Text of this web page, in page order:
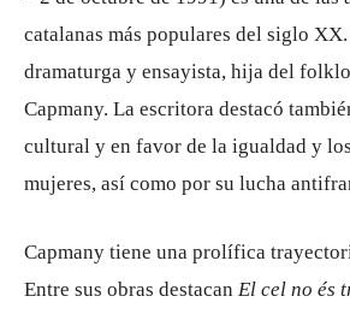
catalanas más populares del siglo
dramaturga y ensayista, hija del
Capmany. La escritora destacó
cultural y en favor de la igualdad y
mujeres, así como por su lucha
Capmany tiene una prolífica
Entre sus obras destacan El cel no és